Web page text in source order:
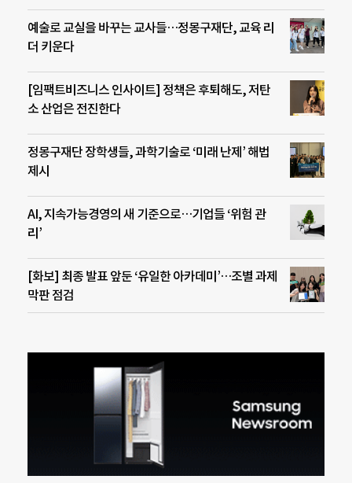
예술로 교실을 바꾸는 교사들…정몽구재단, 교육 리
더 키운다
[임팩트비즈니스 인사이트] 정책은 후퇴해도, 저탄
소 산업은 전진한다
정몽구재단 장학생들, 과학기술로 ‘미래 난제’ 해법
제시
AI, 지속가능경영의 새 기준으로…기업들 ‘위험 관
리’
[화보] 최종 발표 앞둔 ‘유일한 아카데미’…조별 과제
막판 점검